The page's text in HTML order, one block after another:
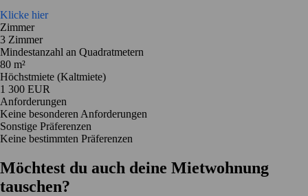
Klicke hier
Zimmer
3 Zimmer
Mindestanzahl an Quadratmetern
80 m²
Höchstmiete (Kaltmiete)
1 300 EUR
Anforderungen
Keine besonderen Anforderungen
Sonstige Präferenzen
Keine bestimmten Präferenzen
Möchtest du auch deine Mietwohnung
tauschen?